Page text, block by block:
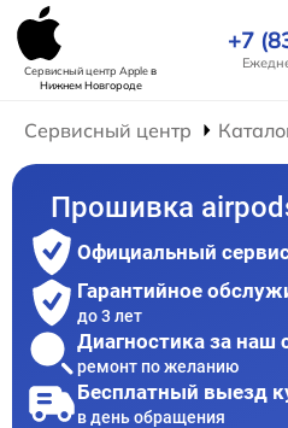
Сервисный центр Appleв
Нижнем Новгороде
+7
Сервисный центр
Прошивка
Официальный
Гарантийное
до 3 лет
Диагностика за наш
ремонт по желанию
Бесплатный выезд
в день обращения